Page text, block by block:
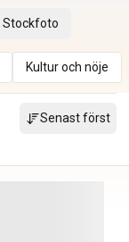
Stockfoto
Kultur och nöje
Senast först